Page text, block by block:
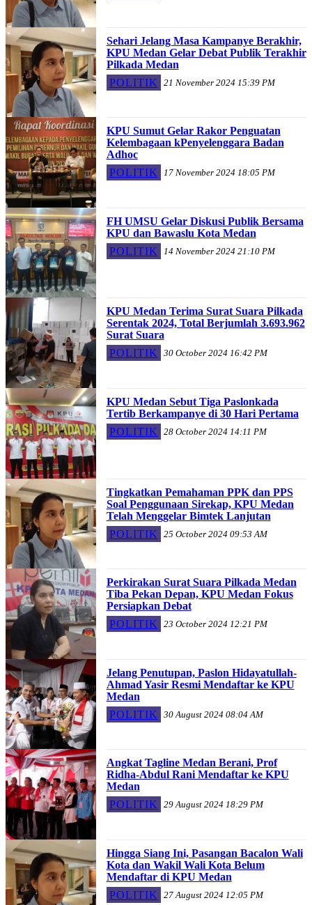
Sehari Jelang Masa Kampanye Berakhir,
KPU Medan Gelar Debat Publik Terakhir
Pilkada Medan
POLITIK
21 November 2024 15:39 PM
KPU Sumut Gelar Rakor Penguatan
Kelembagaan kPenyelenggara Badan
Adhoc
POLITIK
17 November 2024 18:05 PM
FH UMSU Gelar Diskusi Publik Bersama
KPU dan Bawaslu Kota Medan
POLITIK
14 November 2024 21:10 PM
KPU Medan Terima Surat Suara Pilkada
Serentak 2024, Total Berjumlah 3.693.962
Surat Suara
POLITIK
30 October 2024 16:42 PM
KPU Medan Sebut Tiga Paslonkada
Tertib Berkampanye di 30 Hari Pertama
POLITIK
28 October 2024 14:11 PM
Tingkatkan Pemahaman PPK dan PPS
Soal Penggunaan Sirekap, KPU Medan
Telah Menggelar Bimtek Lanjutan
POLITIK
25 October 2024 09:53 AM
Perkirakan Surat Suara Pilkada Medan
Tiba Pekan Depan, KPU Medan Fokus
Persiapkan Debat
POLITIK
23 October 2024 12:21 PM
Jelang Penutupan, Paslon Hidayatullah-
Ahmad Yasir Resmi Mendaftar ke KPU
Medan
POLITIK
30 August 2024 08:04 AM
Angkat Tagline Medan Berani, Prof
Ridha-Abdul Rani Mendaftar ke KPU
Medan
POLITIK
29 August 2024 18:29 PM
Hingga Siang Ini, Pasangan Bacalon Wali
Kota dan Wakil Wali Kota Belum
Mendaftar di KPU Medan
POLITIK
27 August 2024 12:05 PM